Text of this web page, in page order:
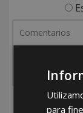
He
para